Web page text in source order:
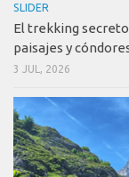
SLIDER
El trekking
paisajes y
3 JUL, 2026